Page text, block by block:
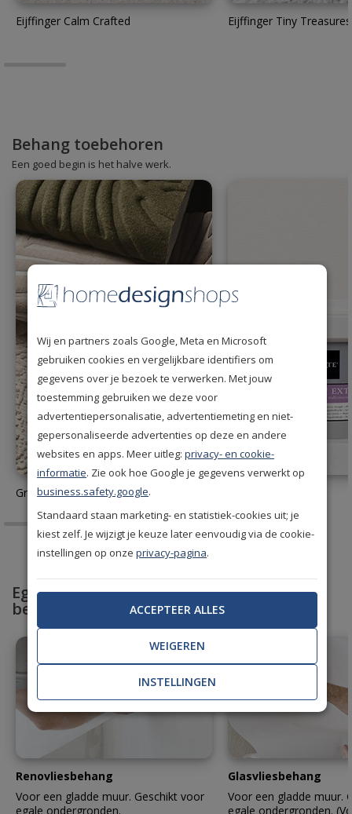
Eijffinger Calm Crafted Eijffinger Tiny Treasures
Behang toebehoren
Een goed begin is het halve werk.
Gratis behang stalen aanvragen
Egaliseer en bescherm met professioneel
behang
Renovliesbehang
Voor een gladde muur. Geschikt voor
egale ondergronden.
Glasvliesbehang
Voor een gladde muur.
egale ondergronden.
Wij en partners zoals Google, Meta en Microsoft
gebruiken cookies en vergelijkbare identifiers om
gegevens over je bezoek te verwerken. Met jouw
toestemming gebruiken we deze voor
advertentiepersonalisatie, advertentiemeting en niet-
gepersonaliseerde advertenties op deze en andere
websites en apps. Meer uitleg:privacy- en cookie-
informatie. Zie ook hoe Google je gegevens verwerkt op
business.safety.google.
Standaard staan marketing- en statistiek-cookies uit; je
kiest zelf. Je wijzigt je keuze later eenvoudig via de cookie-
instellingen op onzeprivacy-pagina.
ACCEPTEER ALLES
WEIGEREN
INSTELLINGEN